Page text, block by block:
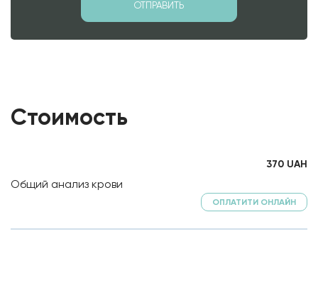
Стоимость
Общий анализ крови
370 UAH
ОПЛАТИТИ ОНЛАЙН